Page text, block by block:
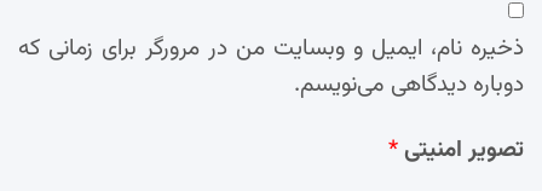
ذخیره نام، ایمیل و وبسایت من در مرورگر برای زمانی که
دوباره دیدگاهی می‌نویسم.
تصویر امنیتی*